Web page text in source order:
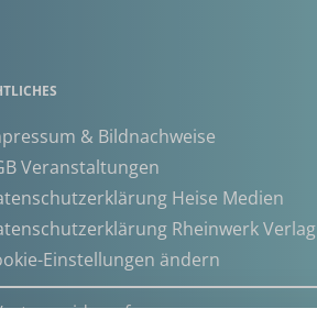
& Bildnachweise
Veranstaltungen
Heise Medien
Rheinwerk Verlag
Einstellungen ändern